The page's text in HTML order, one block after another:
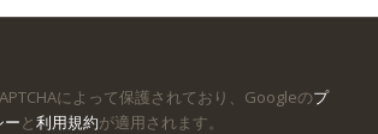
によって保護されており、Googleのプ
ーと利用規約が適用されます。